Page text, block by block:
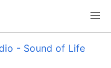
- Sound of Life